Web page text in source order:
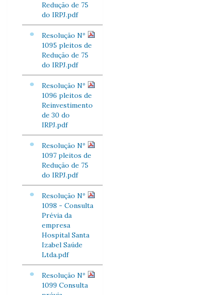
Redução de 75
do IRPJ.pdf
Resolução Nº
1095 pleitos de
Redução de 75
do IRPJ.pdf
Resolução Nº
1096 pleitos de
Reinvestimento
de 30 do
IRPJ.pdf
Resolução Nº
1097 pleitos de
Redução de 75
do IRPJ.pdf
Resolução Nº
1098 - Consulta
Prévia da
empresa
Hospital Santa
Izabel Saúde
Ltda.pdf
Resolução Nº
1099 Consulta